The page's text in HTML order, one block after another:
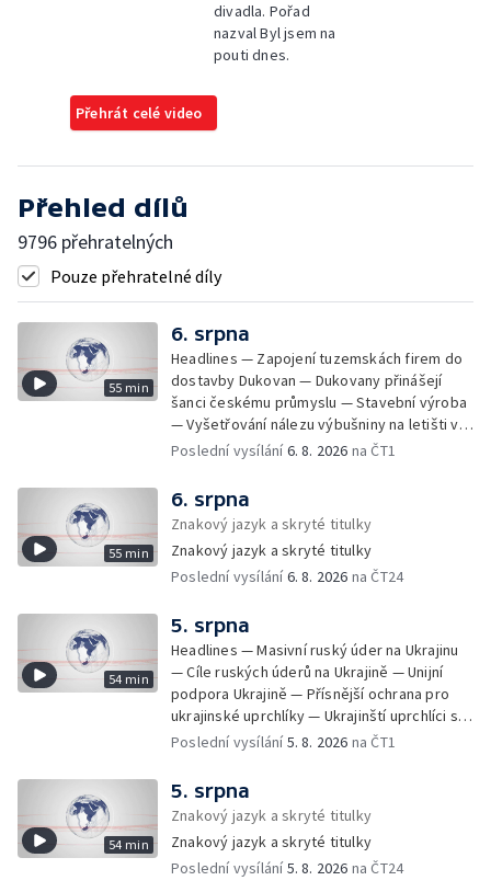
divadla. Pořad
nazval Byl jsem na
pouti dnes.
Přehrát celé video
Přehled dílů
9796 přehratelných
Pouze přehratelné díly
55 min
6. srpna
Headlines — Zapojení tuzemskách firem do
dostavby Dukovan — Dukovany přinášejí
šanci českému průmyslu — Stavební výroba
— Vyšetřování nálezu výbušniny na letišti v
Lipsku — Bourání torza vyhořelé budovy ve
Omezování spotřeby vody v Jihlavě — Čistý
zisk bank — Jednání o ukončení bojů na
Blízkém východě — Opakované údery na
jižní Libanon — Přibylo zásahů horské služby
— Bezpečnostní opatření kvůli Evropské lize
Oscara — Doživotní trest pro Afghánce —
Slevy na jízdném — Aktualizace plánu
adaptace na klimatické změny — Letošní
teplotní rekordy — Škody po nočních
bouřkách na východě Čech — Výhled počasí
na další dny — Sucho dělá problémy
zemědělcům i drobným pěstitelům — Výhled
nehodě z chytrých zařízení — Zbytečné
výjezdy záchranářů — Obtěžující telefonáty
na tísňové linky — Protivzdušná obrana
Ukrajiny — Objasnění vraždy muže v Praze
Poslední vysílání6. 8. 2026 na ČT1
55 min
6. srpna
Znakový jazyk a skryté titulky
Znakový jazyk a skryté titulky
Poslední vysílání6. 8. 2026 na ČT24
54 min
5. srpna
Headlines — Masivní ruský úder na Ukrajinu
— Cíle ruských úderů na Ukrajině — Unijní
podpora Ukrajině — Přísnější ochrana pro
ukrajinské uprchlíky — Ukrajinští uprchlíci s
dočasnou ochranou v Česku — Uprchlíci s
Most — Hašení skládky — Srážka nákladního
letadla s dronem v Německu — Vyšetřování
nehody Filipa Turka — Tržby v maloobchodu
— Ústavní soud vyhověl matce ve sporu o
děti — Kniha Válka ševců — Izrael
Poslední vysílání5. 8. 2026 na ČT1
54 min
5. srpna
Znakový jazyk a skryté titulky
Znakový jazyk a skryté titulky
Poslední vysílání5. 8. 2026 na ČT24